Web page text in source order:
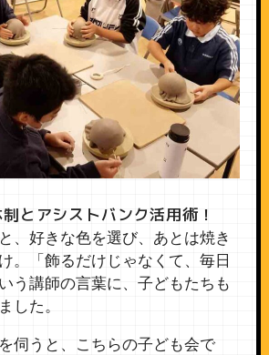
とアシストバンク活用術！
、好きな色を選び、あとは焼き
。「飾るだけじゃなくて、毎日
う講師の言葉に、子どもたちも
した。
伺うと、こちらの子ども会で